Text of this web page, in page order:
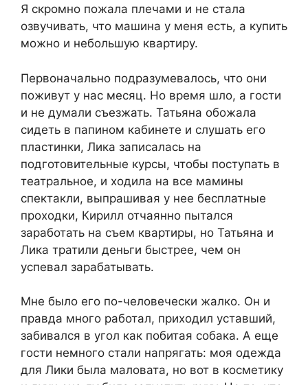
Я скромно пожала плечами и не стала
озвучивать, что машина у меня есть, а купить
можно и небольшую квартиру.
Первоначально подразумевалось, что они
поживут у нас месяц. Но время шло, а гости
и не думали съезжать. Татьяна обожала
сидеть в папином кабинете и слушать его
пластинки, Лика записалась на
подготовительные курсы, чтобы поступать в
театральное, и ходила на все мамины
спектакли, выпрашивая у нее бесплатные
проходки, Кирилл отчаянно пытался
заработать на съем квартиры, но Татьяна и
Лика тратили деньги быстрее, чем он
успевал зарабатывать.
Мне было его по-человечески жалко. Он и
правда много работал, приходил уставший,
забивался в угол как побитая собака. А еще
гости немного стали напрягать: моя одежда
для Лики была маловата, но вот в косметику